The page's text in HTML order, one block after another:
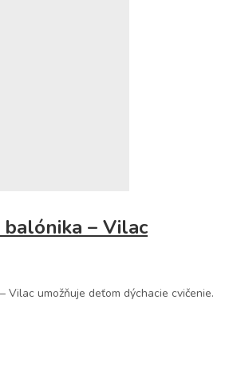
– Vilac
Vilac umožňuje deťom dýchacie cvičenie.